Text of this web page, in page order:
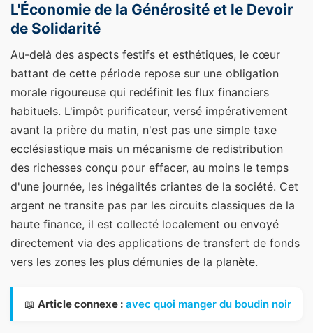
L'Économie de la Générosité et le Devoir
de Solidarité
Au-delà des aspects festifs et esthétiques, le cœur
battant de cette période repose sur une obligation
morale rigoureuse qui redéfinit les flux financiers
habituels. L'impôt purificateur, versé impérativement
avant la prière du matin, n'est pas une simple taxe
ecclésiastique mais un mécanisme de redistribution
des richesses conçu pour effacer, au moins le temps
d'une journée, les inégalités criantes de la société. Cet
argent ne transite pas par les circuits classiques de la
haute finance, il est collecté localement ou envoyé
directement via des applications de transfert de fonds
vers les zones les plus démunies de la planète.
📖 Article connexe : avec quoi manger du boudin noir